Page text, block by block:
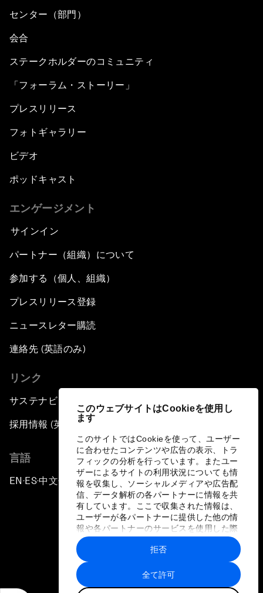
このウェブサイトはCookieを使用し
ます
このサイトではCookieを使って、ユーザー
に合わせたコンテンツや広告の表示、トラ
フィックの分析を行っています。またユー
ザーによるサイトの利用状況についても情
報を収集し、ソーシャルメディアや広告配
信、データ解析の各パートナーに情報を共
有しています。ここで収集された情報は、
ユーザーが各パートナーに提供した他の情
報や各パートナーのサービスを使用した際
に収集された情報と組み合わされ、各パー
トナーによって使用されることがありま
す。
全て許可
拒否
センター（部門）
会合
ステークホルダーのコミュニティ
「フォーラム・ストーリー」
プレスリリース
フォトギャラリー
ビデオ
ポッドキャスト
エンゲージメント
サインイン
パートナー（組織）について
参加する（個人、組織）
プレスリリース登録
ニュースレター購読
連絡先 (英語のみ)
リンク
サステナビリティへの取り組み
採用情報 (英語のみ)
言語
EN ▪ES▪中文▪ 日本語
プライバシーポリシーと利用規約
サイトマップ